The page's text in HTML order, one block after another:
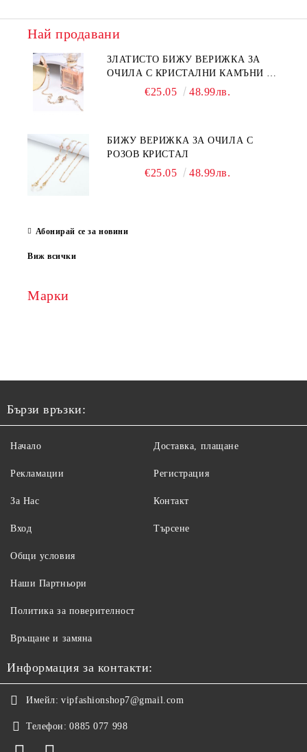
Най продавани
ЗЛАТИСТО БИЖУ ВЕРИЖКА ЗА
ОЧИЛА С КРИСТАЛНИ КАМЪНИ И
€25.05 48.99лв.
БИЖУ ВЕРИЖКА ЗА ОЧИЛА С
РОЗОВ КРИСТАЛ
€25.05 48.99лв.
Абонирай се за новини
Виж всички
Марки
Бързи връзки:
Начало
Рекламации
За Нас
Вход
Доставка, плащане
Регистрация
Контакт
Търсене
Общи условия
Наши Партньори
Политика за поверителност
Връщане и замяна
Информация за контакти:
Имейл: vipfashionshop7@gmail.com
Телефон: 0885 077 998